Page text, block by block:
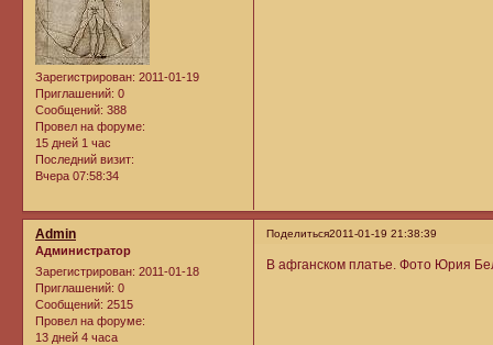
Зарегистрирован: 2011-01-19
Приглашений: 0
Сообщений: 388
Провел на форуме:
15 дней 1 час
Последний визит:
Вчера 07:58:34
Поделиться2011-01-19 21:38:39
Admin
Администратор
Зарегистрирован: 2011-01-18
Приглашений: 0
Сообщений: 2515
Провел на форуме:
13 дней 4 часа
В афганском платье. Фото Юрия